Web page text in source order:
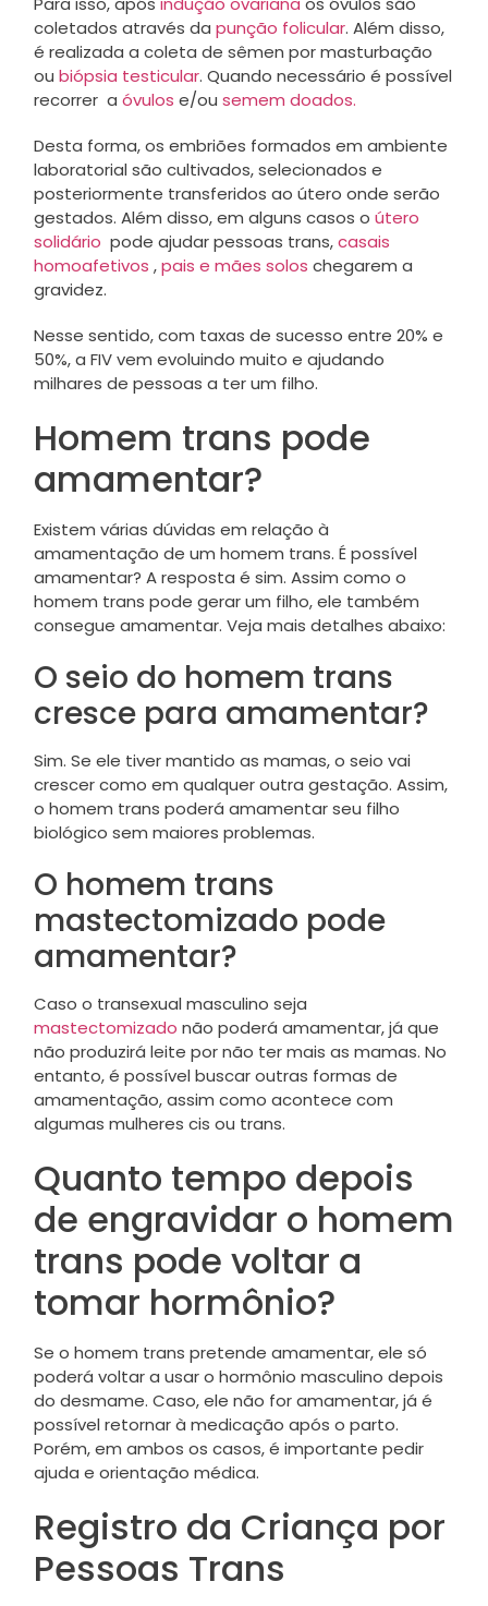
coletados através da punção folicular. Além disso,
é realizada a coleta de sêmen por masturbação
ou biópsia testicular. Quando necessário é possível
recorrer a óvulos e/ou semem doados.
Desta forma, os embriões formados em ambiente
laboratorial são cultivados, selecionados e
posteriormente transferidos ao útero onde serão
gestados. Além disso, em alguns casos o útero
solidário pode ajudar pessoas trans,casais
homoafetivos ,pais e mães solos chegarem a
gravidez.
Nesse sentido, com taxas de sucesso entre 20% e
50%, a FIV vem evoluindo muito e ajudando
milhares de pessoas a ter um filho.
Homem trans pode
amamentar?
Existem várias dúvidas em relação à
amamentação de um homem trans. É possível
amamentar? A resposta é sim. Assim como o
homem trans pode gerar um filho, ele também
consegue amamentar. Veja mais detalhes abaixo:
O seio do homem trans
cresce para amamentar?
Sim. Se ele tiver mantido as mamas, o seio vai
crescer como em qualquer outra gestação. Assim,
o homem trans poderá amamentar seu filho
biológico sem maiores problemas.
O homem trans
mastectomizado pode
amamentar?
Caso o transexual masculino seja
mastectomizado não poderá amamentar, já que
não produzirá leite por não ter mais as mamas. No
entanto, é possível buscar outras formas de
amamentação, assim como acontece com
algumas mulheres cis ou trans.
Quanto tempo depois
de engravidar o homem
trans pode voltar a
tomar hormônio?
Se o homem trans pretende amamentar, ele só
poderá voltar a usar o hormônio masculino depois
do desmame. Caso, ele não for amamentar, já é
possível retornar à medicação após o parto.
Porém, em ambos os casos, é importante pedir
ajuda e orientação médica.
Registro da Criança por
Pessoas Trans